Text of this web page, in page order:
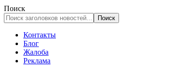
Поиск
Контакты
Блог
Жалоба
Реклама